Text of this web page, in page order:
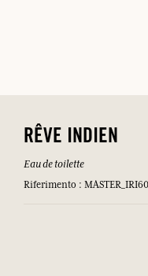
RÊVE INDIEN
Eau de toilette
Riferimento :